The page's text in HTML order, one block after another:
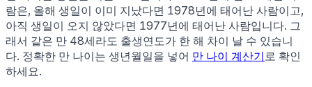
람은, 올해 생일이 이미 지났다면 1978년에 태어난 사람이고,
아직 생일이 오지 않았다면 1977년에 태어난 사람입니다. 그
래서 같은 만 48세라도 출생연도가 한 해 차이 날 수 있습니
다. 정확한 만 나이는 생년월일을 넣어 만 나이 계산기 로 확인
하세요.